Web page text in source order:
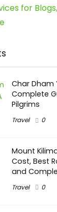
for
Char Dham
Complete
Pilgrims
Travel 0
Mount
Cost, Best
and
Travel 0